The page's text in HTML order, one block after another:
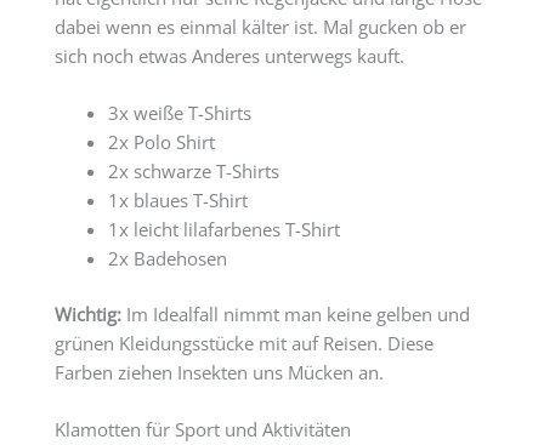
dabei wenn es einmal kälter ist. Mal gucken ob er
sich noch etwas Anderes unterwegs kauft.
3x weiße T-Shirts
2x Polo Shirt
2x schwarze T-Shirts
1x blaues T-Shirt
1x leicht lilafarbenes T-Shirt
2x Badehosen
Wichtig: Im Idealfall nimmt man keine gelben und
grünen Kleidungsstücke mit auf Reisen. Diese
Farben ziehen Insekten uns Mücken an.
Klamotten für Sport und Aktivitäten